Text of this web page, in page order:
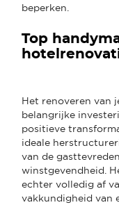
beperken.
Top
Het renoveren van
belangrijke
positieve
ideale
van de
winstgevendheid.
echter volledig af
vakkundigheid van